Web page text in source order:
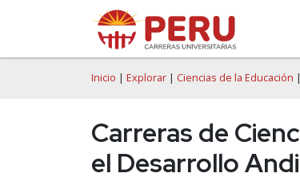
Inicio | Explorar | Ciencias de la Educación |
Carreras de
el Desarrollo